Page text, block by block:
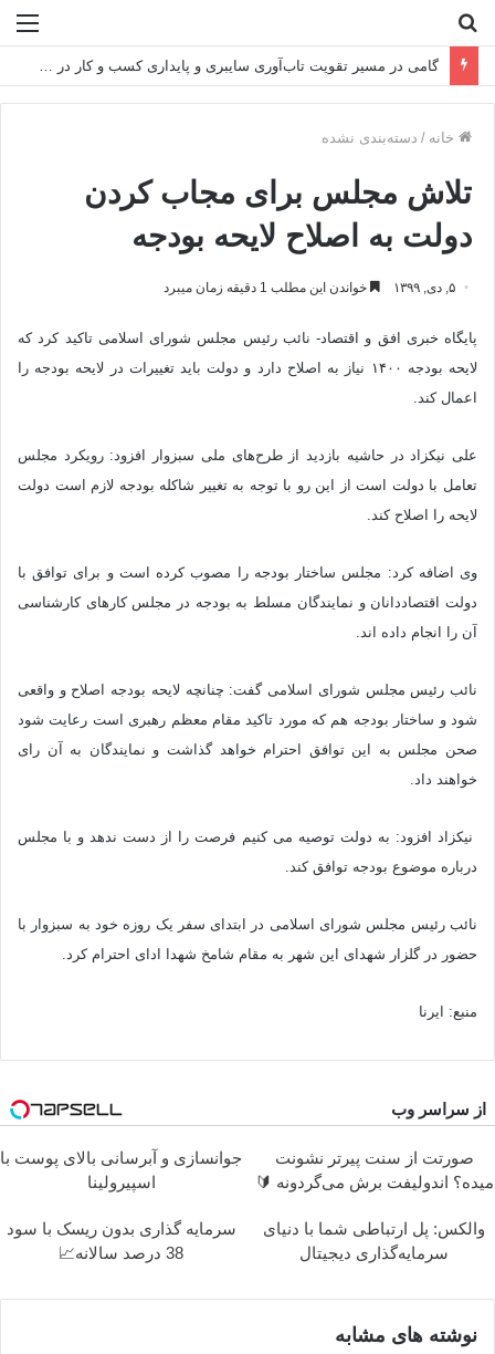
برای
گامی در مسیر تقویت تاب‌آوری سایبری و پایداری کسب‌ و کار در صنعت مالی
خانه / دسته‌بندی نشده
تلاش مجلس برای مجاب کردن
دولت به اصلاح لایحه بودجه
۵, دی, ۱۳۹۹ خواندن این مطلب 1 دقیقه زمان میبرد
پایگاه خبری افق و اقتصاد- نائب رئیس مجلس شورای اسلامی تاکید کرد که
لایحه بودجه ۱۴۰۰ نیاز به اصلاح دارد و دولت باید تغییرات در لایحه بودجه را
اعمال کند.
علی نیکزاد در حاشیه بازدید از طرح‌های ملی سبزوار افزود: رویکرد مجلس
تعامل با دولت است از این رو با توجه به تغییر شاکله بودجه لازم است دولت
لایحه را اصلاح کند.
وی اضافه کرد: مجلس ساختار بودجه را مصوب کرده است و برای توافق با
دولت اقتصاددانان و نمایندگان مسلط به بودجه در مجلس کارهای کارشناسی
آن را انجام داده اند.
نائب رئیس مجلس شورای اسلامی گفت: چنانچه لایحه بودجه اصلاح و واقعی
شود و ساختار بودجه هم که مورد تاکید مقام معظم رهبری است رعایت شود
صحن مجلس به این توافق احترام خواهد گذاشت و نمایندگان به آن رای
خواهند داد.
نیکزاد افزود: به دولت توصیه می کنیم فرصت را از دست ندهد و با مجلس
درباره موضوع بودجه توافق کند.
نائب رئیس مجلس شورای اسلامی در ابتدای سفر یک روزه خود به سبزوار با
حضور در گلزار شهدای این شهر به مقام شامخ شهدا ادای احترام کرد.
منبع: ایرنا
از سراسر وب
صورتت از سنت پیرتر نشونت
میده؟ اندولیفت برش می‌گردونه 🔰
جوانسازی و آبرسانی بالای پوست با
اسپیرولینا
والکس: پل ارتباطی شما با دنیای
سرمایه‌گذاری دیجیتال
سرمایه گذاری بدون ریسک با سود
38 درصد سالانه📈
نوشته های مشابه